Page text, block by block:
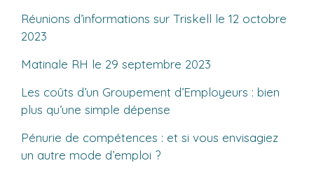
Réunions d’informations sur Triskell le 12 octobre
2023
Matinale RH le 29 septembre 2023
Les coûts d’un Groupement d’Employeurs : bien
plus qu’une simple dépense
Pénurie de compétences : et si vous envisagiez
un autre mode d’emploi ?